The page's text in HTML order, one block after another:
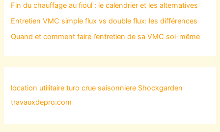
Fin du chauffage au fioul : le calendrier et les alternatives
Entretien VMC simple flux vs double flux: les différences
Quand et comment faire l’entretien de sa VMC soi-même
location utilitaire turo crue saisonniere Shockgarden
travauxdepro.com